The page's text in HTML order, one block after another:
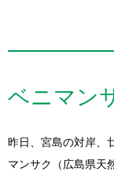
ベニマン
昨日、宮島の対岸、
マンサク（広島県天